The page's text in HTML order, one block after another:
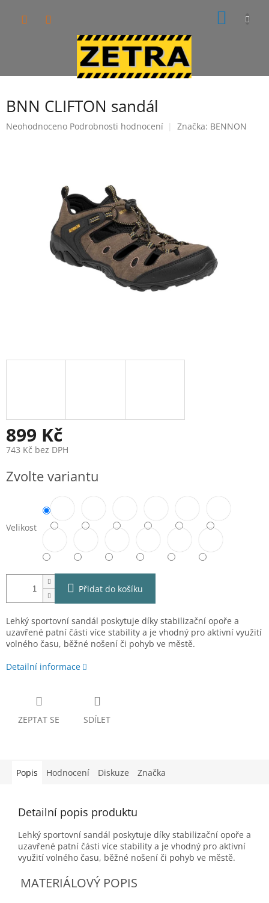
BNN CLIFTON sandál
Průměrné
Neohodnoceno Podrobnosti hodnocení Značka: BENNON
899 Kč
743 Kč bez DPH
cena:
Zvolte variantu
Velikost
Přidat do košíku
Lehký sportovní sandál poskytuje díky stabilizační opoře a
uzavřené patní části více stability a je vhodný pro aktivní využití
volného času, běžné nošení či pohyb ve městě.
Detailní informace
ZEPTAT SE SDÍLET
Popis Hodnocení Diskuze Značka
Detailní popis produktu
Lehký sportovní sandál poskytuje díky stabilizační opoře a
uzavřené patní části více stability a je vhodný pro aktivní
využití volného času, běžné nošení či pohyb ve městě.
MATERIÁLOVÝ POPIS